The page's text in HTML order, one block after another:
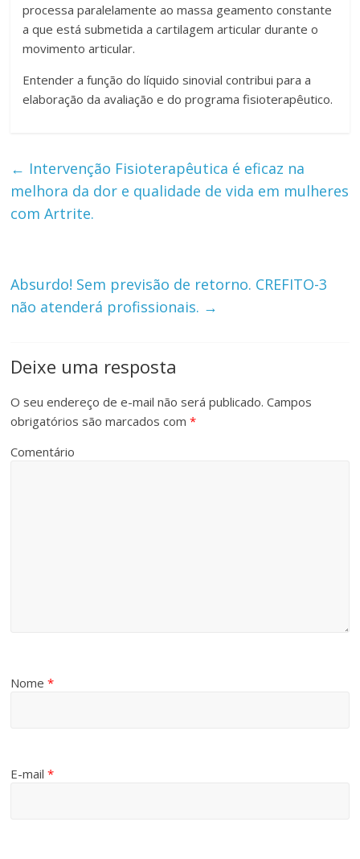
processa paralelamente ao massa geamento constante
a que está submetida a cartilagem articular durante o
movimento articular.
Entender a função do líquido sinovial contribui para a
elaboração da avaliação e do programa fisioterapêutico.
← Intervenção Fisioterapêutica é eficaz na
melhora da dor e qualidade de vida em mulheres
com Artrite.
Absurdo! Sem previsão de retorno. CREFITO-3
não atenderá profissionais. →
Deixe uma resposta
O seu endereço de e-mail não será publicado. Campos
obrigatórios são marcados com*
Comentário
Nome*
E-mail*